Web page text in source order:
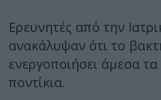
Ερευνητές από την
ανακάλυψαν ότι το
ενεργοποιήσει άμεσα
ποντίκια.